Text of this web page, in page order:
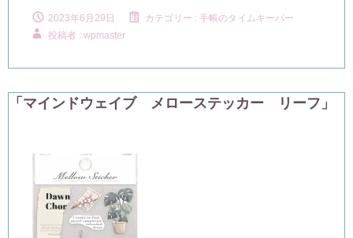
2023年6月29日 カテゴリー : 手帳のタイムキーパー
投稿者 : wpmaster
「マインドウェイブ メローステッカー リーフ」